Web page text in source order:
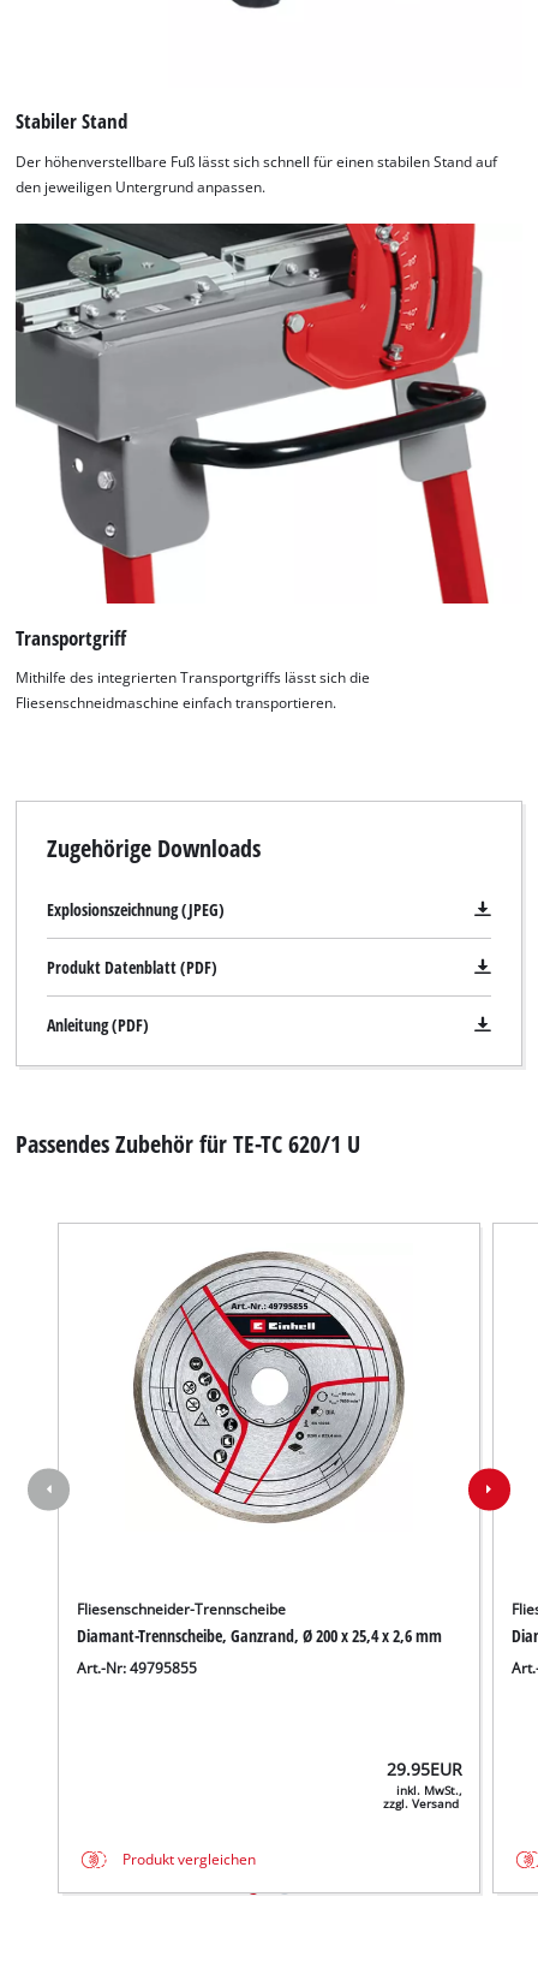
visitor. The website owner needs to setup
Stabiler Stand
Der höhenverstellbare Fuß lässt sich schnell für einen stabilen Stand auf
den jeweiligen Untergrund anpassen.
Transportgriff
Mithilfe des integrierten Transportgriffs lässt sich die
Fliesenschneidmaschine einfach transportieren.
Zugehörige Downloads
Explosionszeichnung (JPEG)
Produkt Datenblatt (PDF)
Anleitung (PDF)
Passendes Zubehör für TE-TC 620/1 U
Fliesenschneider-Trennscheibe
Diamant-Trennscheibe, Ganzrand, Ø 200 x 25,4 x 2,6 mm
Art.-Nr: 49795855
29.95EUR
inkl. MwSt.,
zzgl. Versand
Produkt vergleichen